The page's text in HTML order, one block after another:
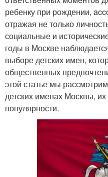
ребенку при рождении,
отражая не только
социальные и
годы в Москве
выборе детских имен,
общественных
этой статье мы
детских именах Москвы,
популярности.